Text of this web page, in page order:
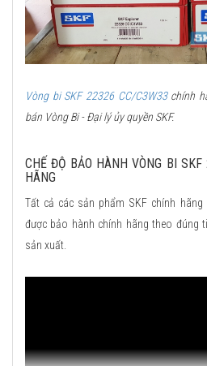
Vòng bi SKF 22326 CC/C3W33chính
bán Vòng Bi - Đại lý ủy quyền SKF.
CHẾ ĐỘ BẢO HÀNH VÒNG BI
HÃNG
Tất cả các sản phẩm SKF chính
được bảo hành chính hãng theo đúng
sản xuất.